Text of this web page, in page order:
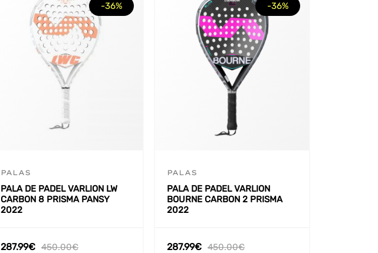
-36%
PALAS
PALA DE PADEL VARLION LW
CARBON 8 PRISMA PANSY
2022
450.00€
287.99€
-36%
PALAS
PALA DE PADEL VARLION
BOURNE CARBON 2 PRISMA
2022
450.00€
287.99€